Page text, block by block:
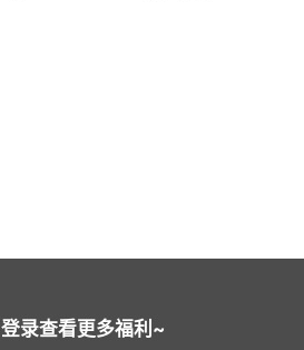
登录查看更多福利~